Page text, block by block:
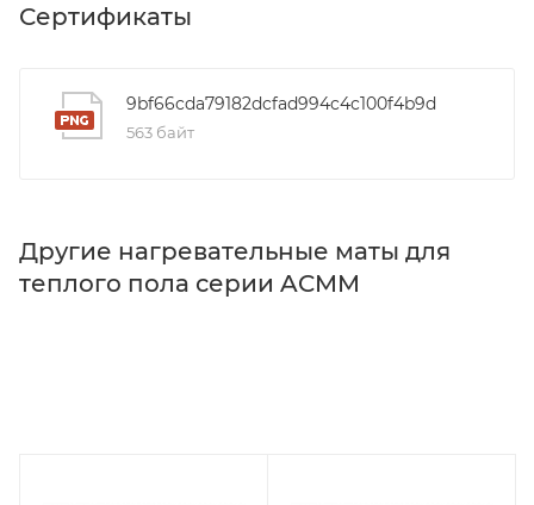
Сертификаты
9bf66cda79182dcfad994c4c100f4b9d
563 байт
Другие нагревательные маты для
теплого пола серии ACMM